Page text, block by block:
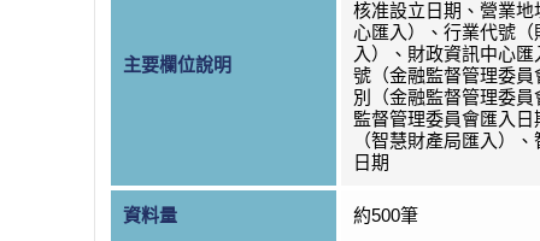
主要欄位說明
核准設立日期、營業地
心匯入）、行業代號（
入）、財政資訊中心
號（金融監督管理委員
別（金融監督管理委
監督管理委員會匯入日
（智慧財產局匯入）
日期
資料量 約500筆